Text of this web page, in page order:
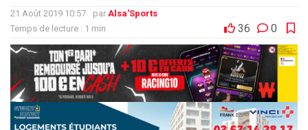
21 Août 2019 10:57 par Alsa'Sports
Temps de lecture : 1 min
36 0